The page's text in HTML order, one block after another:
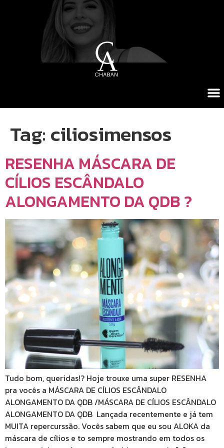
Tag: ciliosimensos
RESENHA MÁSCARA DE
CÍLIOS ESCÂNDALO
ALONGAMENTO DA QDB ?
Tudo bom, queridas!? Hoje trouxe uma super RESENHA
pra vocês a MÁSCARA DE CÍLIOS ESCÂNDALO
ALONGAMENTO DA QDB /MÁSCARA DE CÍLIOS ESCÂNDALO
ALONGAMENTO DA QDB Lançada recentemente e já tem
MUITA repercurssão. Vocês sabem que eu sou ALOKA da
máscara de cílios e to sempre mostrando em todos os